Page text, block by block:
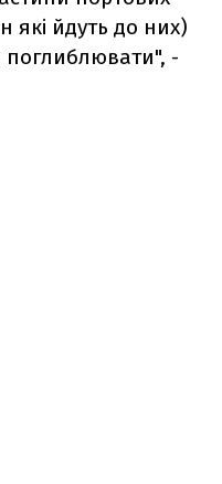
які йдуть до них)
-